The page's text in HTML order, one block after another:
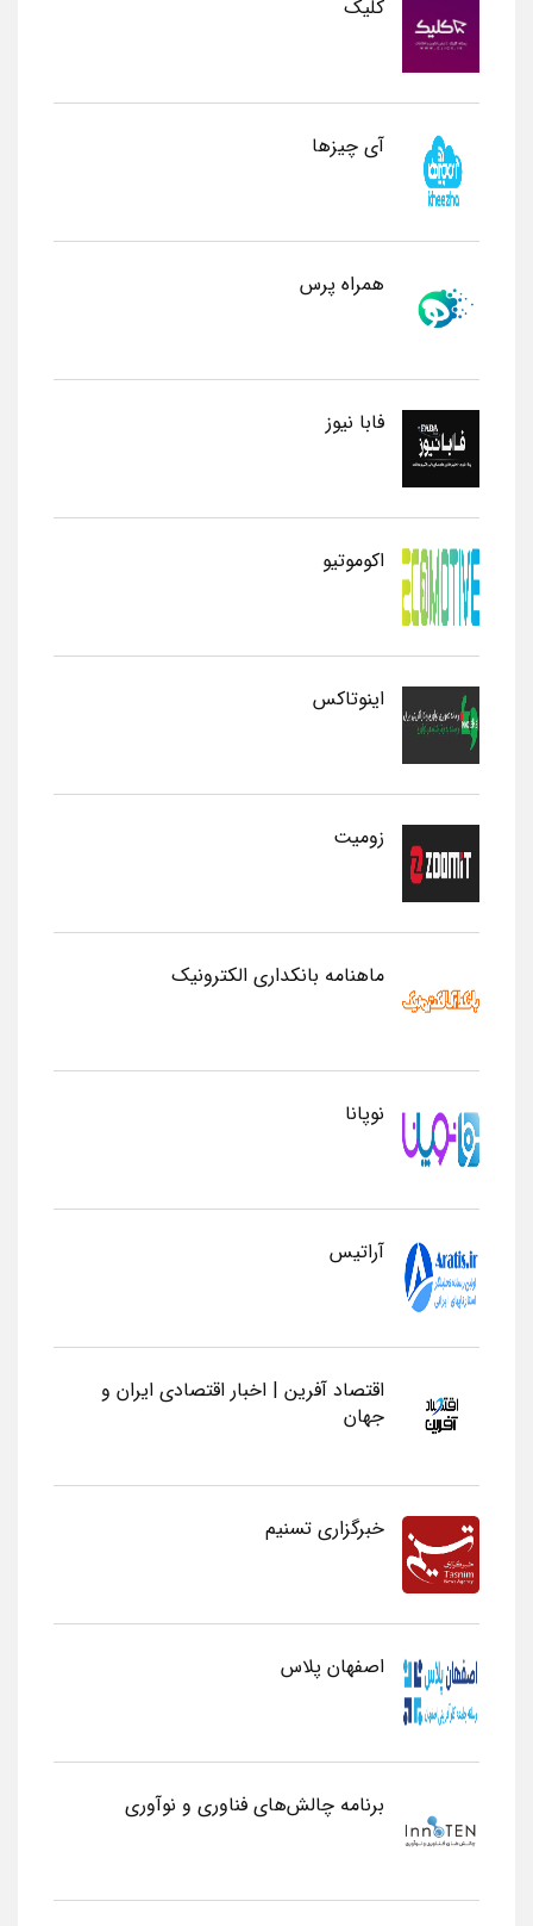
کلیک
آی چیزها
همراه پرس
فابا نیوز
اکوموتیو
اینوتاکس
زومیت
ماهنامه بانکداری الکترونیک
نوپانا
آراتیس
اقتصاد آفرین | اخبار اقتصادی ایران و
جهان
خبرگزاری تسنیم
اصفهان پلاس
برنامه چالش‌های فناوری و نوآوری